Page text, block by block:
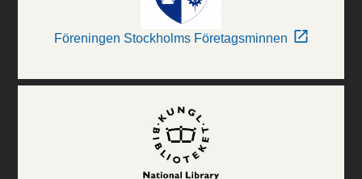
Föreningen Stockholms Företagsminnen